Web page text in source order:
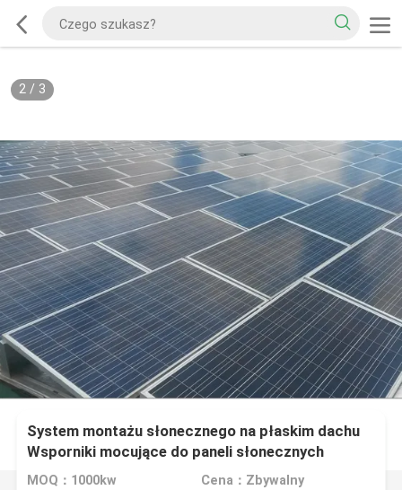
2/ 3
System montażu słonecznego na płaskim dachu
Wsporniki mocujące do paneli słonecznych
Wsporniki montażowe do paneli słonecznych
MOQ：1000kw Cena：Zbywalny